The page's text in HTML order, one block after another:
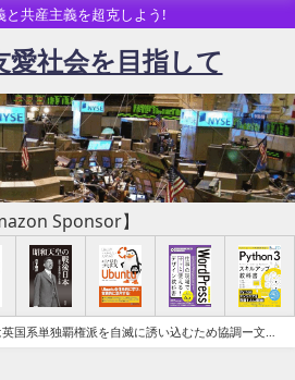
と共産主義を超克しよう!
愛社会を目指して
Sponsor】
国系単独覇権派を自滅に誘い込むため協調ー文明
権は権力喪失へ（追記：旧統一教会弾圧問題）